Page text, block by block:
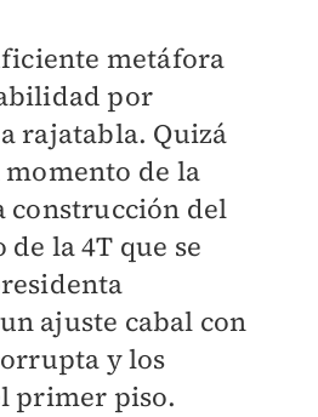
metáfora
por
rajatabla. Quizá
de la
construcción del
la 4T que se
ajuste cabal con
y los
primer piso.